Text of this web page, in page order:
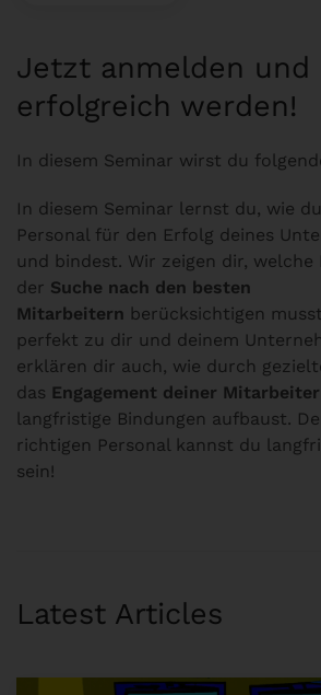
Jetzt anmelden und
erfolgreich werden!
In diesem Seminar wirst du
In diesem Seminar lernst du, wie
Personal für den Erfolg deines
und bindest. Wir zeigen dir,
der Suche nach den besten
Mitarbeitern berücksichtigen
perfekt zu dir und deinem
erklären dir auch, wie durch
das Engagement deiner
langfristige Bindungen aufbaust.
richtigen Personal kannst du
sein!
Latest Articles